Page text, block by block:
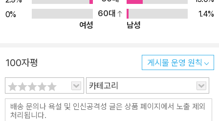
개한다. 동적 문서 모음은 질의에 비해서 문서 갱신이 잦고, 갱신
을 곧바로 반영해야 하는 속성을 가진다. 3부는 검색 기법과 알고
주요한 두 가지 기법을 소개, 비교하는데, 바로 확률적 기법과 언
어 모델 기법이다. 이러한 순위화 검색 기법은 명시적인 적합도
관련 정보, 즉 문서 구조와 사용자 피드백과 질의 확장으로부터
얻는 정보를 도입하면 효과가 더 높아진다. 각 기법에 관련된 자
세한 내용을 논의할 것이다. 10장은 문서를 분류하고 제한하는
0%
60대
1.4%
여성
남성
100자평 게시물 운영 원칙
카테고리